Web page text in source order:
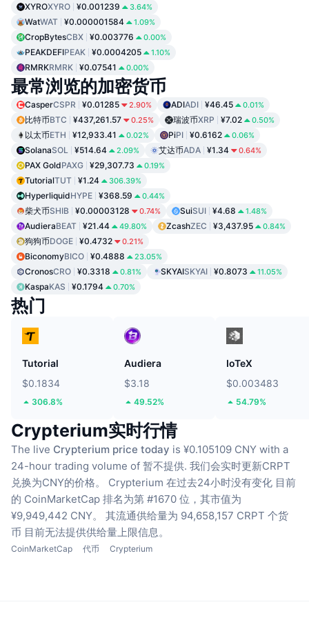
XYROXYRO ¥0.001239 3.64%
WatWAT ¥0.000001584 1.09%
CropBytesCBX ¥0.003776 0.00%
PEAKDEFIPEAK ¥0.0004205 1.10%
RMRKRMRK ¥0.07541 0.00%
最常浏览的加密货币
CasperCSPR ¥0.01285 2.90% ADIADI ¥46.45 0.01%
比特币BTC ¥437,261.57 0.25% 瑞波币XRP ¥7.02 0.50%
以太币ETH ¥12,933.41 0.02% PiPI ¥0.6162 0.06%
SolanaSOL ¥514.64 2.09% 艾达币ADA ¥1.34 0.64%
PAX GoldPAXG ¥29,307.73 0.19%
TutorialTUT ¥1.24 306.39%
HyperliquidHYPE ¥368.59 0.44%
柴犬币SHIB ¥0.00003128 0.74% SuiSUI ¥4.68 1.48%
AudieraBEAT ¥21.44 49.80% ZcashZEC ¥3,437.95 0.84%
狗狗币DOGE ¥0.4732 0.21%
BiconomyBICO ¥0.4888 23.05%
CronosCRO ¥0.3318 0.81% SKYAISKYAI ¥0.8073 11.05%
KaspaKAS ¥0.1794 0.70%
热门
Tutorial
$0.1834
306.8%
Audiera
$3.18
49.52%
IoTeX
$0.003483
54.79%
Crypterium实时行情
The live Crypterium price today is ¥0.105109 CNY with a
24-hour trading volume of 暂不提供. 我们会实时更新CRPT
兑换为CNY的价格。
Crypterium 在过去24小时没有变化 目前
的 CoinMarketCap 排名为第 #1670 位，其市值为
¥9,949,442 CNY。
其流通供给量为 94,658,157 CRPT 个货
币 目前无法提供供给量上限信息。
CoinMarketCap 代币 Crypterium